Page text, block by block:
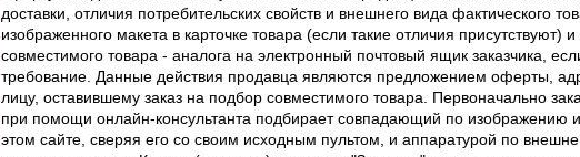
доставки, отличия потребительских свойств и внешнего вида фактического
изображенного макета в карточке товара (если такие отличия присутствуют)
совместимого товара - аналога на электронный почтовый ящик заказчика,
требование. Данные действия продавца являются предложением оферты,
лицу, оставившему заказ на подбор совместимого товара. Первоначально
при помощи онлайн-консультанта подбирает совпадающий по изображению
этом сайте, сверяя его со своим исходным пультом, и аппаратурой по